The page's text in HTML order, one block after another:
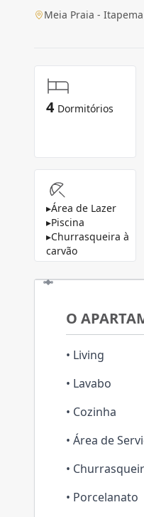
Meia Praia - Itapema
4 Dormitórios
▸Área de Lazer
▸Piscina
▸Churrasqueira à
carvão
O
• Living
• Lavabo
• Cozinha
• Área de
•
• Porcelanato